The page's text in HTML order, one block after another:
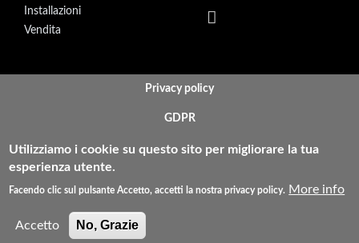
Installazioni
Vendita
BOTTOM FOOTER MENU
Privacy policy
GDPR
Condizioni di Vendita
Pagamenti Sicuri
Utilizziamo i cookie su questo sito per migliorare la tua
esperienza utente.
Facendo clic sul pulsante Accetto, accetti la nostra privacy policy. More info
Accetto No, Grazie